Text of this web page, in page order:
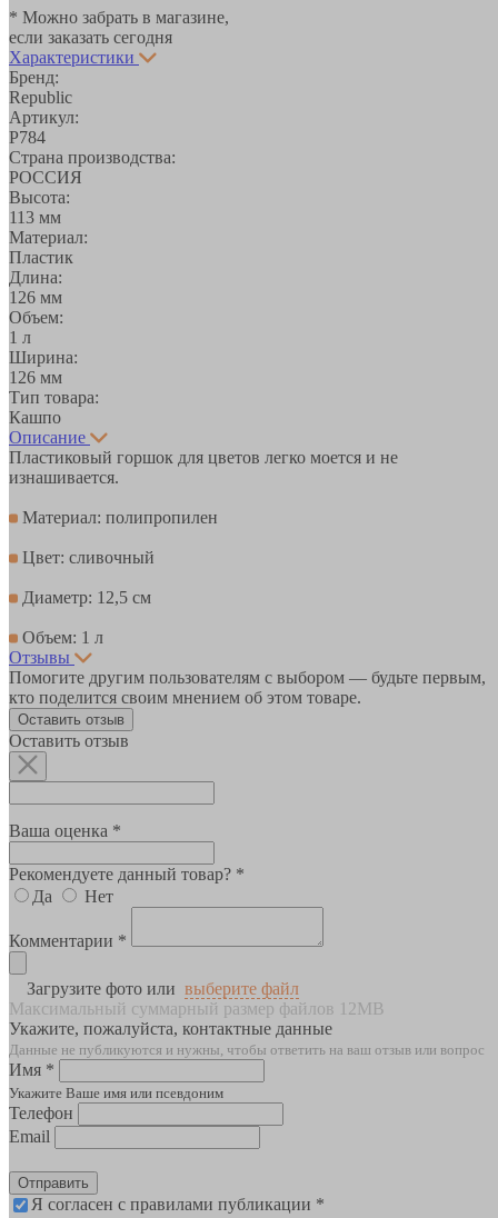
* Можно забрать в магазине,
если заказать сегодня
Характеристики
Бренд:
Republic
Артикул:
Р784
Страна производства:
РОССИЯ
Высота:
113 мм
Материал:
Пластик
Длина:
126 мм
Объем:
1 л
Ширина:
126 мм
Тип товара:
Кашпо
Описание
Пластиковый горшок для цветов легко моется и не
изнашивается.
Материал: полипропилен
Цвет: сливочный
Диаметр: 12,5 см
Объем: 1 л
Отзывы
Помогите другим пользователям с выбором — будьте первым,
кто поделится своим мнением об этом товаре.
Оставить отзыв
Оставить отзыв
Ваша оценка *
Рекомендуете данный товар? *
Да
Нет
Комментарии *
Загрузите фото или выберите файл
Максимальный суммарный размер файлов 12MB
Укажите, пожалуйста, контактные данные
Данные не публикуются и нужны, чтобы ответить на ваш отзыв или вопрос
Имя *
Укажите Ваше имя или псевдоним
Телефон
Email
Отправить
Я согласен с правилами публикации *